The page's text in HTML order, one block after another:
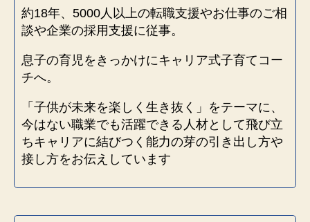
う
に
す
る
に
へ
の
約18年、5000人以上の転職支援やお仕事のご相
談や企業の採用支援に従事。
息子の育児をきっかけにキャリア式子育てコー
チへ。
「子供が未来を楽しく生き抜く」をテーマに、
今はない職業でも活躍できる人材として飛び立
ちキャリアに結びつく能力の芽の引き出し方や
接し方をお伝えしています